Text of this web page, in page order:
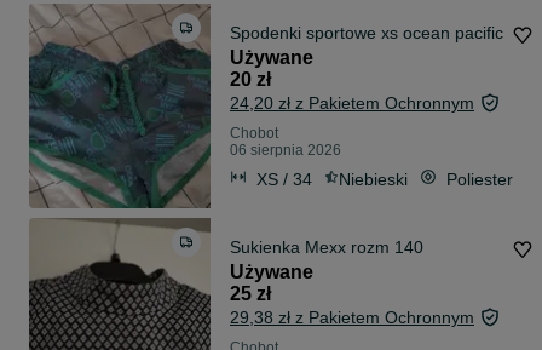
Spodenki sportowe xs ocean pacific
Używane
20 zł
24,20 zł z Pakietem Ochronnym
Chobot
06 sierpnia 2026
XS / 34 Niebieski Poliester
Sukienka Mexx rozm 140
Używane
25 zł
29,38 zł z Pakietem Ochronnym